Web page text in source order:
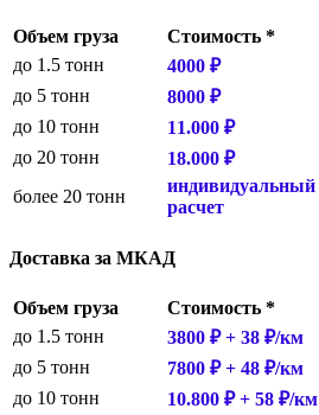
Объем груза Стоимость *
до 1.5 тонн
4000 ₽
до 5 тонн
8000 ₽
до 10 тонн
11.000 ₽
до 20 тонн
18.000 ₽
более 20 тонн
индивидуальный
расчет
Доставка за МКАД
Объем груза Cтоимость *
до 1.5 тонн
3800 ₽ + 38 ₽/км
до 5 тонн
7800 ₽ + 48 ₽/км
до 10 тонн
10.800 ₽ + 58 ₽/км